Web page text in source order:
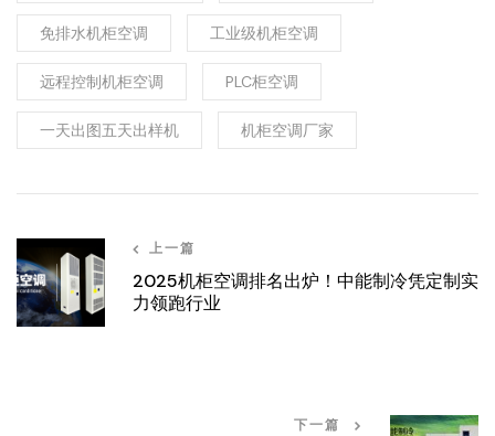
免排水机柜空调 工业级机柜空调
远程控制机柜空调 PLC柜空调
一天出图五天出样机 机柜空调厂家
上一篇
2025机柜空调排名出炉！中能制冷凭定制实
力领跑行业
下一篇